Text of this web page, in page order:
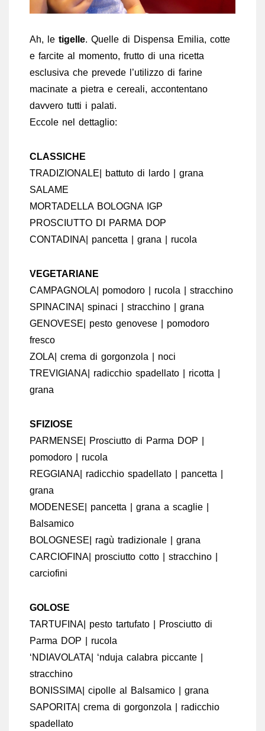
Ah, le tigelle. Quelle di Dispensa Emilia, cotte
e farcite al momento, frutto di una ricetta
esclusiva che prevede l’utilizzo di farine
macinate a pietra e cereali, accontentano
davvero tutti i palati.
Eccole nel dettaglio:
CLASSICHE
TRADIZIONALE| battuto di lardo | grana
SALAME
MORTADELLA BOLOGNA IGP
PROSCIUTTO DI PARMA DOP
CONTADINA| pancetta | grana | rucola
VEGETARIANE
CAMPAGNOLA| pomodoro | rucola | stracchino
SPINACINA| spinaci | stracchino | grana
GENOVESE| pesto genovese | pomodoro
fresco
ZOLA| crema di gorgonzola | noci
TREVIGIANA| radicchio spadellato | ricotta |
grana
SFIZIOSE
PARMENSE| Prosciutto di Parma DOP |
pomodoro | rucola
REGGIANA| radicchio spadellato | pancetta |
grana
MODENESE| pancetta | grana a scaglie |
Balsamico
BOLOGNESE| ragù tradizionale | grana
CARCIOFINA| prosciutto cotto | stracchino |
carciofini
GOLOSE
TARTUFINA| pesto tartufato | Prosciutto di
Parma DOP | rucola
‘NDIAVOLATA| ‘nduja calabra piccante |
stracchino
BONISSIMA| cipolle al Balsamico | grana
SAPORITA| crema di gorgonzola | radicchio
spadellato